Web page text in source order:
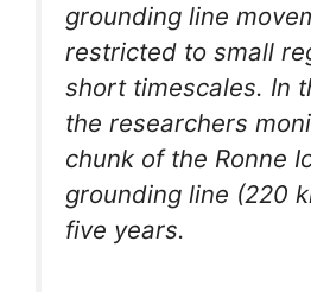
grounding line
restricted to small
short timescales. In
the researchers
chunk of the Ronne
grounding line (220
five years.